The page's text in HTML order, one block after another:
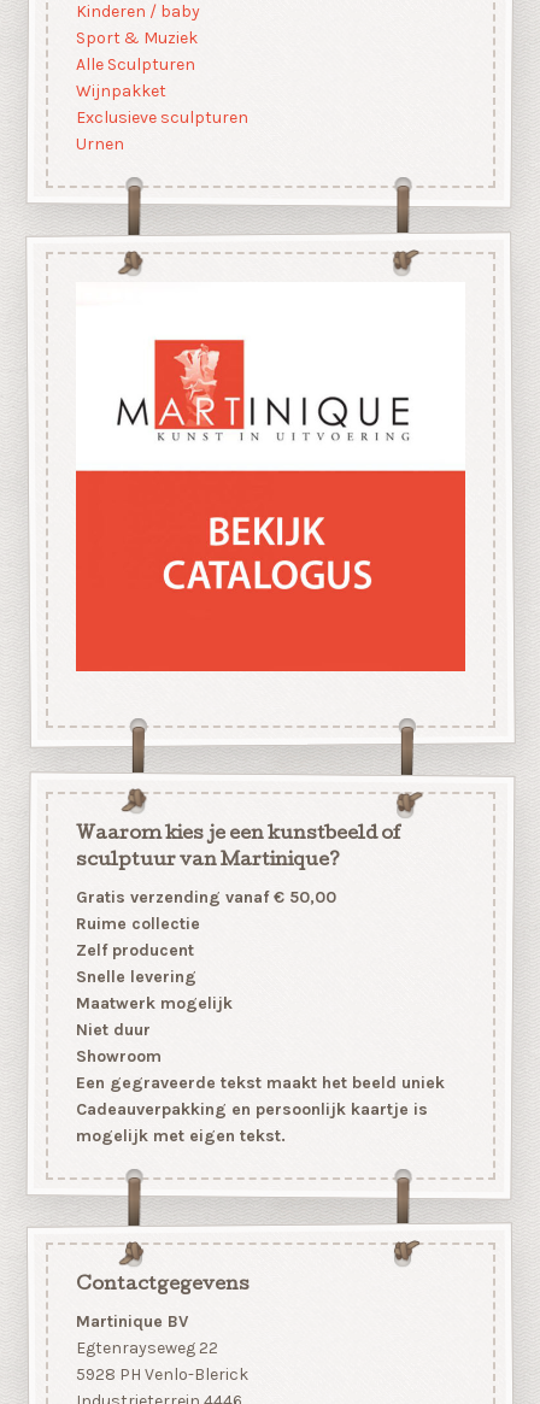
Kinderen / baby
Sport & Muziek
Alle Sculpturen
Wijnpakket
Exclusieve sculpturen
Urnen
Waarom kies je een kunstbeeld of
sculptuur van Martinique?
Gratis verzending vanaf € 50,00
Ruime collectie
Zelf producent
Snelle levering
Maatwerk mogelijk
Niet duur
Showroom
Een gegraveerde tekst maakt het beeld uniek
Cadeauverpakking en persoonlijk kaartje is
mogelijk met eigen tekst.
Contactgegevens
Martinique BV
Egtenrayseweg 22
5928 PH Venlo-Blerick